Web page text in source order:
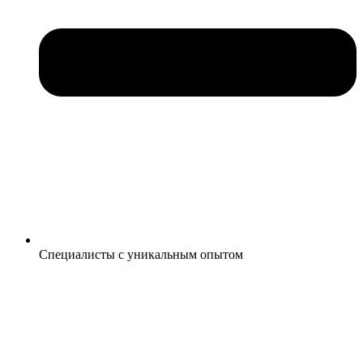
Специалисты с уникальным опытом